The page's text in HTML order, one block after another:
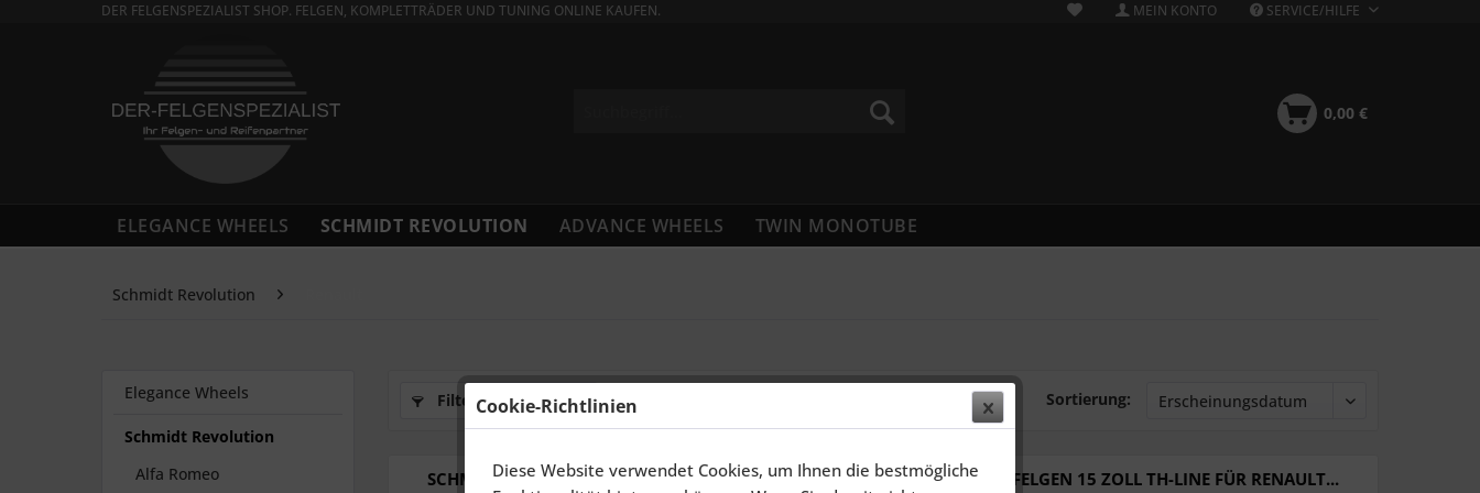
DER FELGENSPEZIALIST SHOP. FELGEN, KOMPLETTRÄDER UND TUNING ONLINE KAUFEN. MEIN KONTO SERVICE/HILFE
0,00 €
ELEGANCE WHEELS SCHMIDT REVOLUTION ADVANCE WHEELS TWIN MONOTUBE
Schmidt Revolution
Elegance Wheels
Schmidt Revolution
Alfa Romeo
Filtern Sortierung:
SCHMIDT FELGEN 14 ZOLL TH-LINE FÜR RENAULT... SCHMIDT FELGEN 15 ZOLL TH-LINE FÜR RENAULT...
Cookie-Richtlinien
Diese Website verwendet Cookies, um Ihnen die bestmögliche